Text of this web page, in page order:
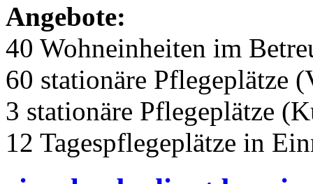
Angebote:
40 Wohneinheiten im
60 stationäre Pflegeplätze
3 stationäre Pflegeplätze
12 Tagespflegeplätze in